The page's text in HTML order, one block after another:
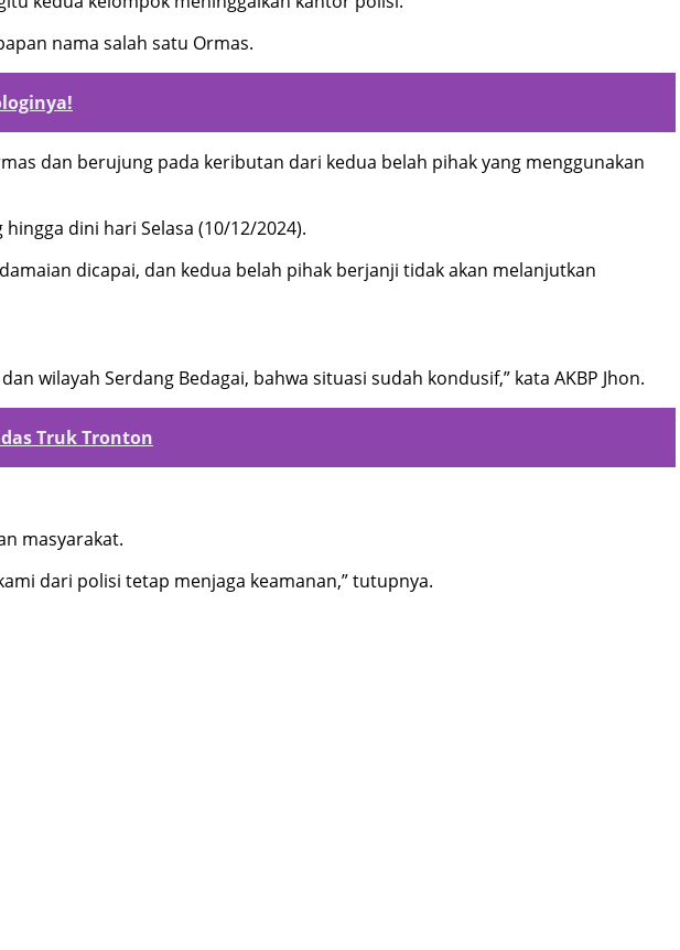
nama salah satu Ormas.
dan berujung pada keributan dari kedua belah pihak yang menggunakan
dini hari Selasa (10/12/2024).
dicapai, dan kedua belah pihak berjanji tidak akan melanjutkan
wilayah Serdang Bedagai, bahwa situasi sudah kondusif,” kata AKBP Jhon.
Truk Tronton
masyarakat.
dari polisi tetap menjaga keamanan,” tutupnya.